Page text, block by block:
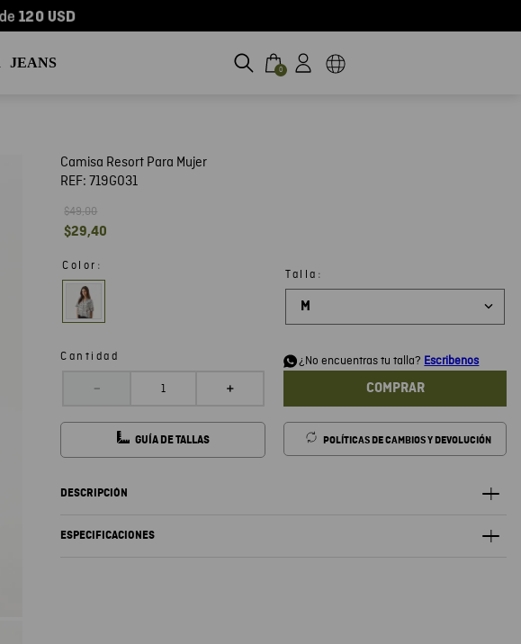
JEANS 0
Camisa Resort Para Mujer
REF:719G031
$49,00
$29,40
Color :
Talla :
M
¿No encuentras tu talla? Escribenos
Cantidad
＋
－ COMPRAR
GUÍA DE TALLAS POLÍTICAS DE CAMBIOS Y DEVOLUCIÓN
DESCRIPCIÓN
ESPECIFICACIONES